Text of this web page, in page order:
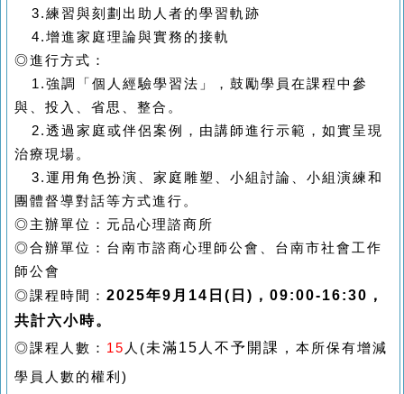
3.練習與刻劃出助人者的學習軌跡
4.增進家庭理論與實務的接軌
◎進行方式：
1.強調「個人經驗學習法」，鼓勵學員在課程中參
與、投入、省思、整合。
2.透過家庭或伴侶案例，由講師進行示範，如實呈現
治療現場。
3.運用角色扮演、家庭雕塑、小組討論、小組演練和
團體督導對話等方式進行。
◎主辦單位：元品心理諮商所
◎合辦單位：台南市諮商心理師公會、台南市社會工作
師公會
◎課程時間
： 2025年9 月 14 日 ( 日 ) ， 09:00-16:30 ，
共計六小時。
◎課程人數： 15 人(未滿15 人不予開課， 本所保有增減
學員人數的權利)